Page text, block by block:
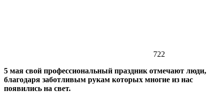
722
5 мая свой профессиональный праздник отмечают люди,
благодаря заботливым рукам которых многие из нас
появились на свет.